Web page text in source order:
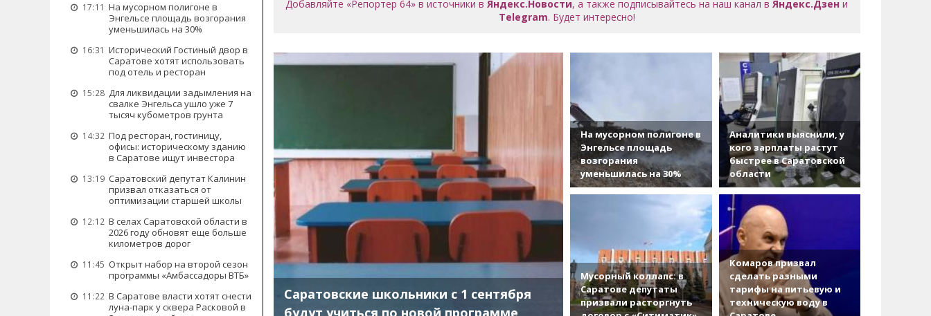
17:11 На мусорном полигоне в
Энгельсе площадь возгорания
уменьшилась на 30%
16:31 Исторический Гостиный двор в
Саратове хотят использовать
под отель и ресторан
15:28 Для ликвидации задымления на
свалке Энгельса ушло уже 7
тысяч кубометров грунта
14:32 Под ресторан, гостиницу,
офисы: историческому зданию
в Саратове ищут инвестора
13:19 Саратовский депутат Калинин
призвал отказаться от
оптимизации старшей школы
12:12 В селах Саратовской области в
2026 году обновят еще больше
километров дорог
11:45 Открыт набор на второй сезон
программы «Амбассадоры ВТБ»
11:22 В Саратове власти хотят снести
луна-парк у сквера Расковой в
Добавляйте «Репортер 64» в источники вЯндекс.Новости, а также подписывайтесь на наш канал вЯндекс.Дзен и
Telegram. Будет интересно!
Саратовские школьники с 1 сентября
На мусорном полигоне в
Энгельсе площадь
возгорания
уменьшилась на 30%
Аналитики выяснили, у
кого зарплаты растут
быстрее в Саратовской
области
Мусорный коллапс: в
Саратове депутаты
призвали расторгнуть
Комаров призвал
сделать разными
тарифы на питьевую и
техническую воду в